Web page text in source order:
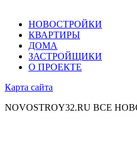
НОВОСТРОЙКИ
КВАРТИРЫ
ДОМА
ЗАСТРОЙЩИКИ
О ПРОЕКТЕ
Карта сайта
NOVOSTROY32.RU ВСЕ